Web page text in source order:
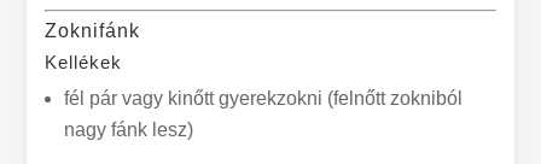
Zoknifánk
Kellékek
fél pár vagy kinőtt gyerekzokni (felnőtt zokniból
nagy fánk lesz)